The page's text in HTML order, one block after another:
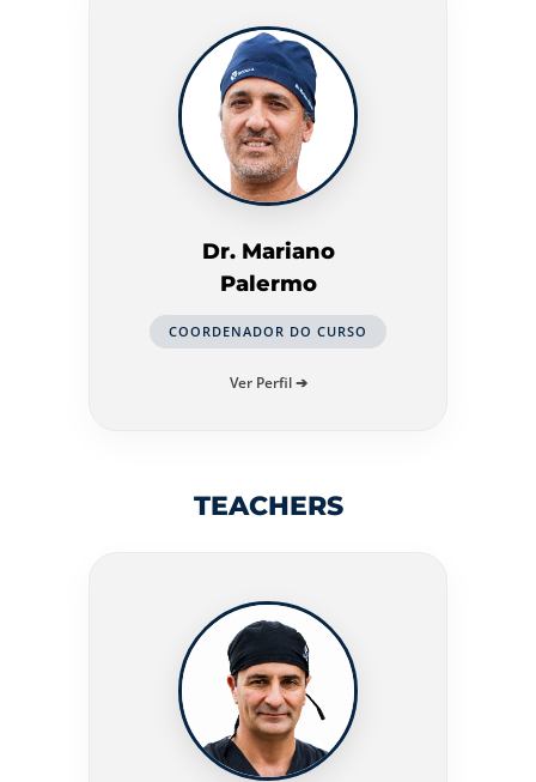
Dr. Mariano
Palermo
COORDENADOR DO CURSO
Ver Perfil ➔
TEACHERS